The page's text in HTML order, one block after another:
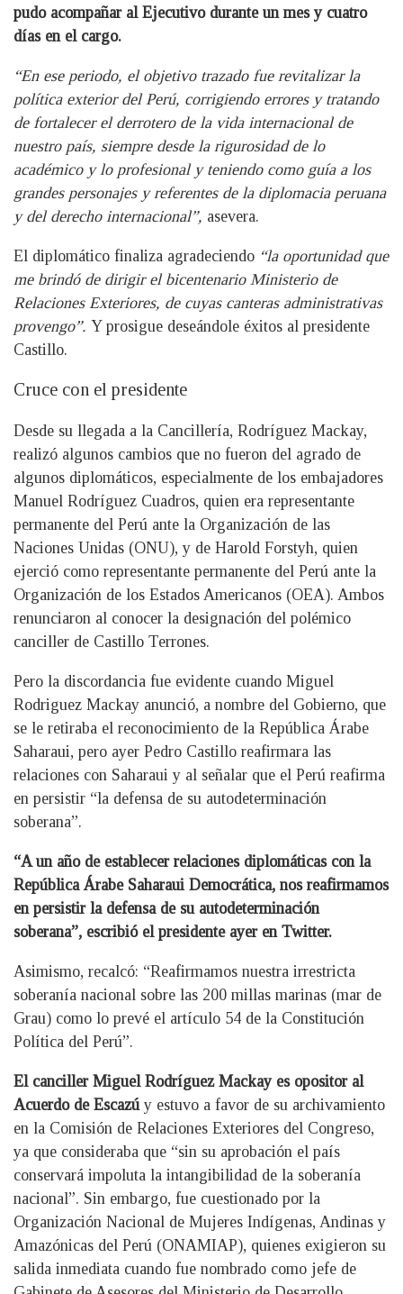
pudo acompañar al Ejecutivo durante un mes y cuatro
días en el cargo.
“En ese periodo, el objetivo trazado fue revitalizar la
política exterior del Perú, corrigiendo errores y tratando
de fortalecer el derrotero de la vida internacional de
nuestro país, siempre desde la rigurosidad de lo
académico y lo profesional y teniendo como guía a los
grandes personajes y referentes de la diplomacia peruana
y del derecho internacional”, asevera.
El diplomático finaliza agradeciendo “la oportunidad que
me brindó de dirigir el bicentenario Ministerio de
Relaciones Exteriores, de cuyas canteras administrativas
provengo”. Y prosigue deseándole éxitos al presidente
Castillo.
Cruce con el presidente
Desde su llegada a la Cancillería, Rodríguez Mackay,
realizó algunos cambios que no fueron del agrado de
algunos diplomáticos, especialmente de los embajadores
Manuel Rodríguez Cuadros, quien era representante
permanente del Perú ante la Organización de las
Naciones Unidas (ONU), y de Harold Forstyh, quien
ejerció como representante permanente del Perú ante la
Organización de los Estados Americanos (OEA). Ambos
renunciaron al conocer la designación del polémico
canciller de Castillo Terrones.
Pero la discordancia fue evidente cuando Miguel
Rodriguez Mackay anunció, a nombre del Gobierno, que
se le retiraba el reconocimiento de la República Árabe
Saharaui, pero ayer Pedro Castillo reafirmara las
relaciones con Saharaui y al señalar que el Perú reafirma
en persistir “la defensa de su autodeterminación
soberana”.
“A un año de establecer relaciones diplomáticas con la
República Árabe Saharaui Democrática, nos reafirmamos
en persistir la defensa de su autodeterminación
soberana”, escribió el presidente ayer en Twitter.
Asimismo, recalcó: “Reafirmamos nuestra irrestricta
soberanía nacional sobre las 200 millas marinas (mar de
Grau) como lo prevé el artículo 54 de la Constitución
Política del Perú”.
El canciller Miguel Rodríguez Mackay es opositor al
Acuerdo de Escazú y estuvo a favor de su archivamiento
en la Comisión de Relaciones Exteriores del Congreso,
ya que consideraba que “sin su aprobación el país
conservará impoluta la intangibilidad de la soberanía
nacional”. Sin embargo, fue cuestionado por la
Organización Nacional de Mujeres Indígenas, Andinas y
Amazónicas del Perú (ONAMIAP), quienes exigieron su
salida inmediata cuando fue nombrado como jefe de